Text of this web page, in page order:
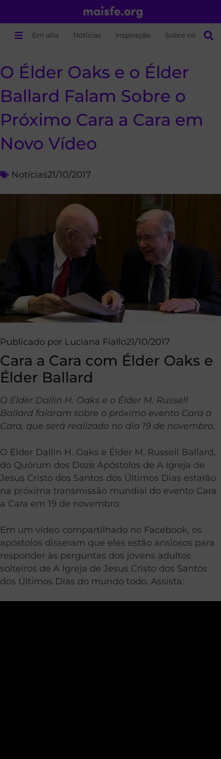
Em alta Notícias Inspiração Sobre nós
O Élder Oaks e o Élder
Ballard Falam Sobre o
Próximo Cara a Cara em
Novo Vídeo
Notícias21/10/2017
Publicado por Luciana Fiallo21/10/2017
Cara a Cara com Élder Oaks e
Élder Ballard
O Élder Dallin H. Oaks e o Élder M. Russell
Ballard falaram sobre o próximo evento Cara a
Cara, que será realizado no dia 19 de novembro.
O Élder Dallin H. Oaks e Élder M. Russell Ballard,
do Quórum dos Doze Apóstolos de A Igreja de
Jesus Cristo dos Santos dos Últimos Dias estarão
na próxima transmissão mundial do evento Cara
a Cara em 19 de novembro.
Em um vídeo compartilhado no Facebook, os
apóstolos disseram que eles estão ansiosos para
responder às perguntas dos jovens adultos
solteiros de A Igreja de Jesus Cristo dos Santos
dos Últimos Dias do mundo todo. Assista: